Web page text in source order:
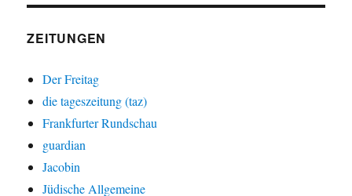
ZEITUNGEN
Der Freitag
die tageszeitung (taz)
Frankfurter Rundschau
guardian
Jacobin
Jüdische Allgemeine